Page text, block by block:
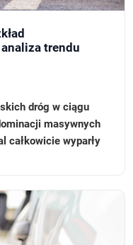
trendu
dróg w ciągu
masywnych
całkowicie wyparły